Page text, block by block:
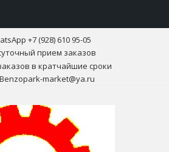
+7 (928) 610 95-05
прием заказов
в кратчайшие сроки
market@ya.ru